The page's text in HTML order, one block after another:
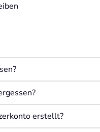
erstellt?